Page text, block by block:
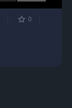
0